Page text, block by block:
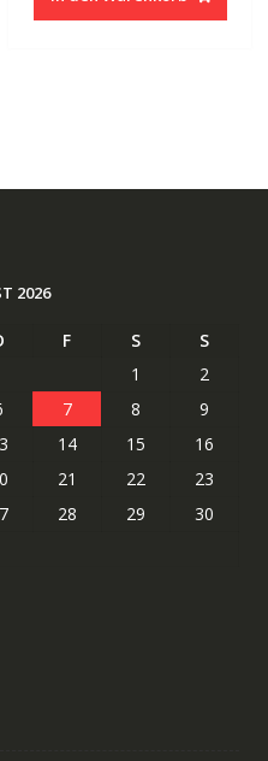
110.05 CHF
2026
F S
S
1
2
7 8
9
14 15
16
21 22
23
28 29
30